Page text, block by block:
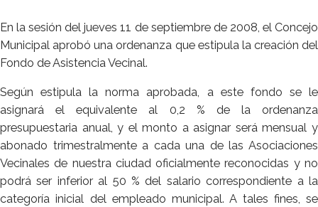
En la sesión del jueves 11 de septiembre de 2008, el Concejo
Municipal aprobó una ordenanza que estipula la creación del
Fondo de Asistencia Vecinal.
Según estipula la norma aprobada, a este fondo se le
asignará el equivalente al 0,2 % de la ordenanza
presupuestaria anual, y el monto a asignar será mensual y
abonado trimestralmente a cada una de las Asociaciones
Vecinales de nuestra ciudad oficialmente reconocidas y no
podrá ser inferior al 50 % del salario correspondiente a la
categoría inicial del empleado municipal. A tales fines, se